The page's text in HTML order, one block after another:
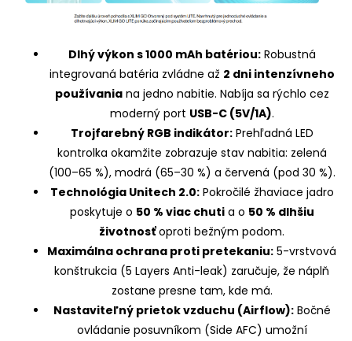
Dlhý výkon s 1000 mAh batériou:Robustná
integrovaná batéria zvládne až 2 dni intenzívneho
používaniana jedno nabitie. Nabíja sa rýchlo cez
moderný port USB-C (5V/1A).
Trojfarebný RGB indikátor:Prehľadná LED
kontrolka okamžite zobrazuje stav nabitia: zelená
(100–65 %), modrá (65–30 %) a červená (pod 30 %).
Technológia Unitech 2.0:Pokročilé žhaviace jadro
poskytuje o 50 % viac chutia o 50 % dlhšiu
životnosťoproti bežným podom.
Maximálna ochrana proti pretekaniu: 5-vrstvová
konštrukcia (5 Layers Anti-leak) zaručuje, že náplň
zostane presne tam, kde má.
Nastaviteľný prietok vzduchu (Airflow):Bočné
ovládanie posuvníkom (Side AFC) umožní